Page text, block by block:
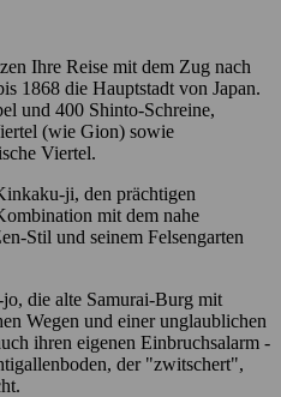
Ihre Reise mit dem Zug nach
1868 die Hauptstadt von Japan.
und 400 Shinto-Schreine,
(wie Gion) sowie
Viertel.
ji, den prächtigen
mit dem nahe
Stil und seinem Felsengarten
die alte Samurai-Burg mit
Wegen und einer unglaublichen
ihren eigenen Einbruchsalarm -
der "zwitschert",